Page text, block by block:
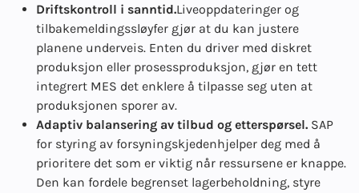
Driftskontroll i sanntid.Liveoppdateringer og
tilbakemeldingssløyfer gjør at du kan justere
planene underveis. Enten du driver med diskret
produksjon eller prosessproduksjon, gjør en tett
integrert MES det enklere å tilpasse seg uten at
produksjonen sporer av.
Adaptiv balansering av tilbud og etterspørsel. SAP
for styring av forsyningskjedenhjelper deg med å
prioritere det som er viktig når ressursene er knappe.
Den kan fordele begrenset lagerbeholdning, styre